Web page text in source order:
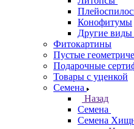
Конофитумы
Другие виды
Фитокартины
Пустые
Подарочные
Товары с уценкой
Семена
Назад
Семена
Семена